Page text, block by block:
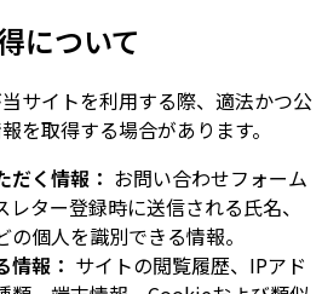
について
サイトを利用する際、適法かつ公
を取得する場合があります。
だく情報： お問い合わせフォーム
ター登録時に送信される氏名、
の個人を識別できる情報。
情報： サイトの閲覧履歴、IPアド